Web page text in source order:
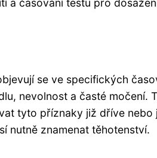
se ve specifických
nevolnost a časté močení.
tyto příznaky již dříve nebo
nutně znamenat těhotenství.